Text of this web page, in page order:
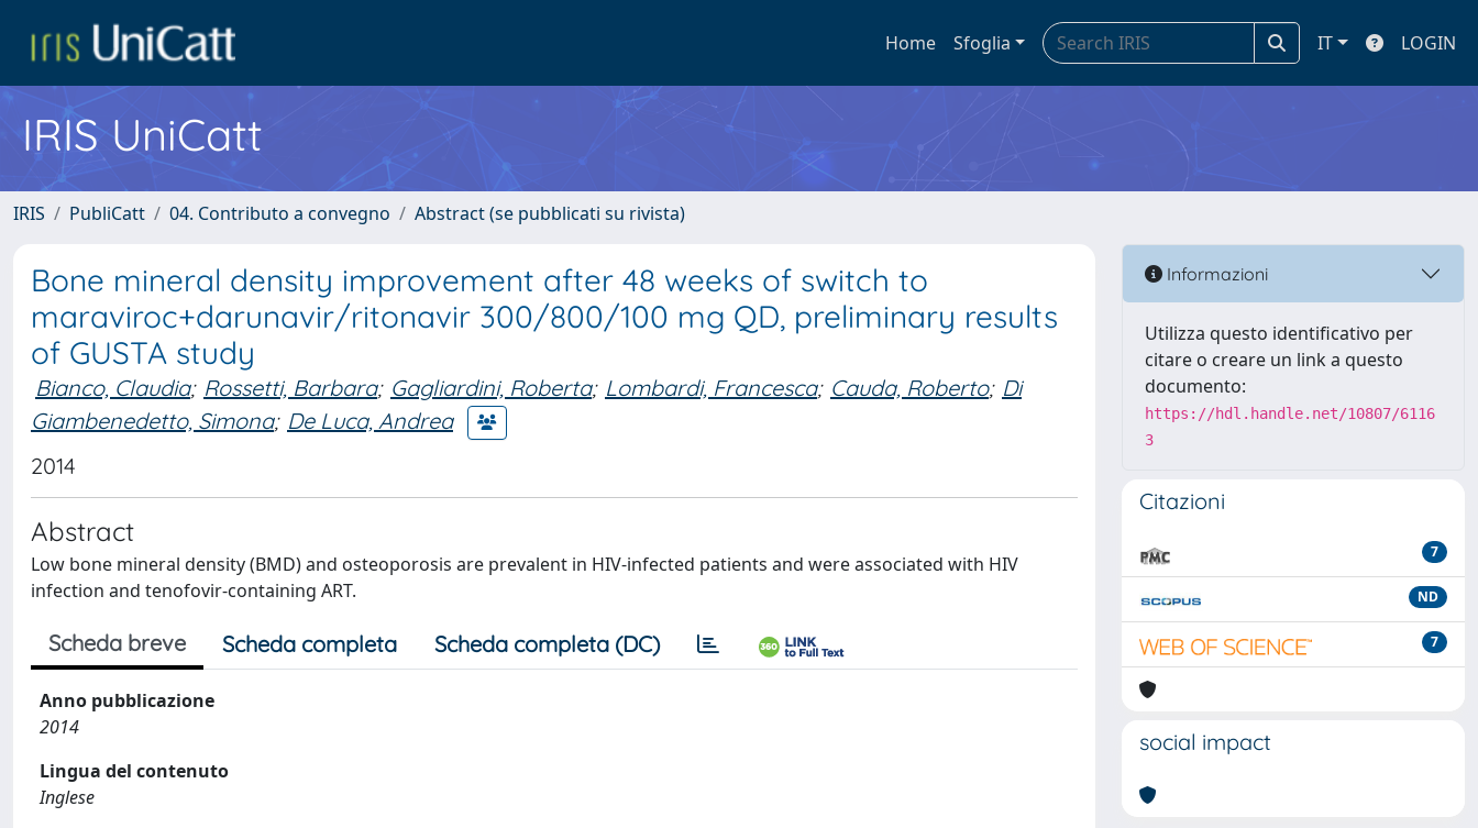
Home Sfoglia IT LOGIN
IRIS UniCatt
IRIS PubliCatt 04. Contributo a convegno Abstract (se pubblicati su rivista)
Bone mineral density improvement after 48 weeks of switch to
maraviroc+darunavir/ritonavir 300/800/100 mg QD, preliminary results
of GUSTA study
Bianco, Claudia; Rossetti, Barbara; Gagliardini, Roberta; Lombardi, Francesca; Cauda, Roberto; Di
Giambenedetto, Simona; De Luca, Andrea
2014
Abstract
Low bone mineral density (BMD) and osteoporosis are prevalent in HIV-infected patients and were associated with HIV
infection and tenofovir-containing ART.
Scheda breve Scheda completa Scheda completa (DC)
Anno pubblicazione
2014
Lingua del contenuto
Inglese
Informazioni
Utilizza questo identificativo per
citare o creare un link a questo
documento:
https://hdl.handle.net/10807/6116
3
Citazioni
7
ND
7
social impact